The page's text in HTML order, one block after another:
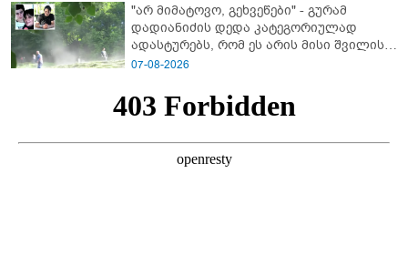
"არ მიმატოვო, გეხვეწები" - გუ­რა­მ
დადიანიძის დედა კა­ტე­გო­რი­უ­ლად
ადას­ტუ­რებს, რომ ეს არის მისი შვი­ლის
ხმა
07-08-2026